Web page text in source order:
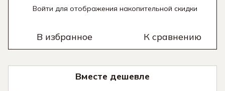
Войти для отображения накопительной скидки
В избранное К сравнению
Вместе дешевле